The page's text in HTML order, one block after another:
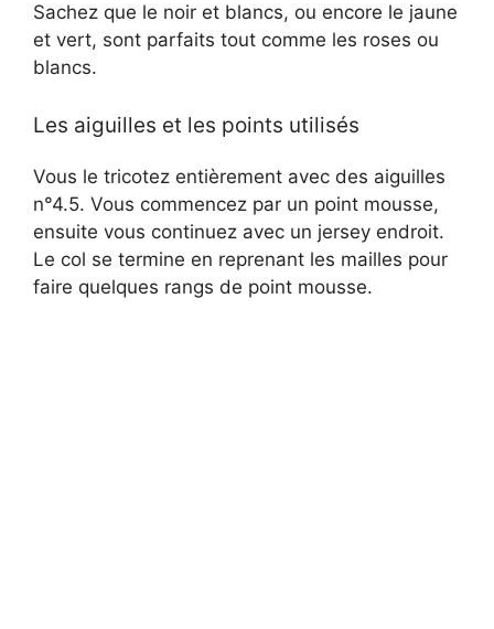
Sachez que le noir et blancs, ou encore le jaune
et vert, sont parfaits tout comme les roses ou
blancs.
Les aiguilles et les points utilisés
Vous le tricotez entièrement avec des aiguilles
n°4.5. Vous commencez par un point mousse,
ensuite vous continuez avec un jersey endroit.
Le col se termine en reprenant les mailles pour
faire quelques rangs de point mousse.